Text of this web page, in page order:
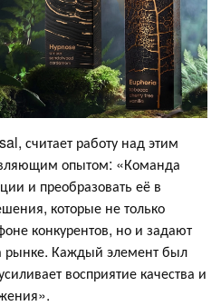
считает работу над этим
опытом: «Команда
и преобразовать её в
которые не только
конкурентов, но и задают
рынке. Каждый элемент был
восприятие качества и